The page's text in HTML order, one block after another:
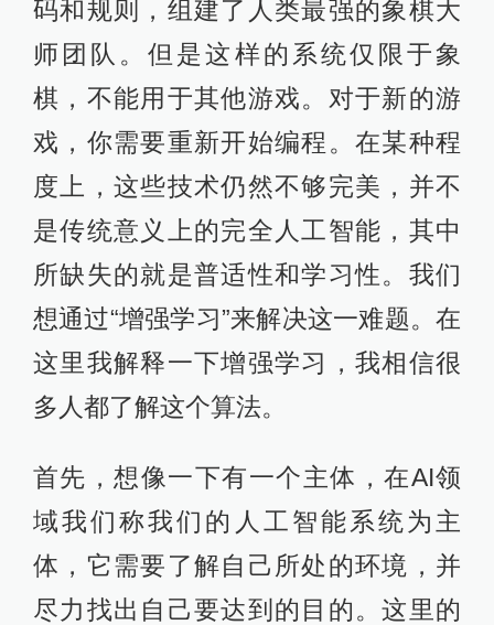
码和规则，组建了人类最强的象棋大
师团队。但是这样的系统仅限于象
棋，不能用于其他游戏。对于新的游
戏，你需要重新开始编程。在某种程
度上，这些技术仍然不够完美，并不
是传统意义上的完全人工智能，其中
所缺失的就是普适性和学习性。我们
想通过“增强学习”来解决这一难题。在
这里我解释一下增强学习，我相信很
多人都了解这个算法。
首先，想像一下有一个主体，在AI领
域我们称我们的人工智能系统为主
体，它需要了解自己所处的环境，并
尽力找出自己要达到的目的。这里的